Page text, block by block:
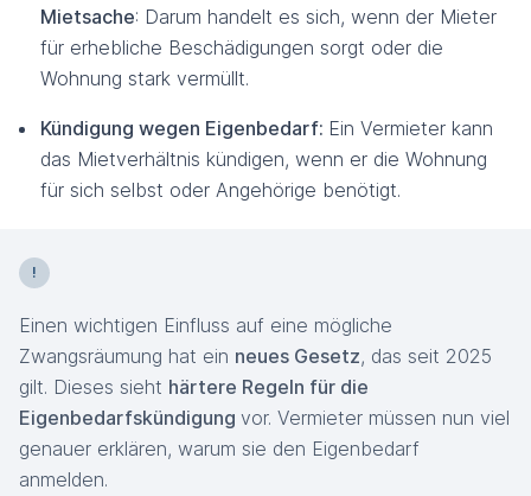
Mietsache: Darum handelt es sich, wenn der Mieter
für erhebliche Beschädigungen sorgt oder die
Wohnung stark vermüllt.
Kündigung wegen Eigenbedarf: Ein Vermieter kann
das Mietverhältnis kündigen, wenn er die Wohnung
für sich selbst oder Angehörige benötigt.
Einen wichtigen Einfluss auf eine mögliche
Zwangsräumung hat ein neues Gesetz, das seit 2025
gilt. Dieses sieht härtere Regeln für die
Eigenbedarfskündigung vor. Vermieter müssen nun viel
genauer erklären, warum sie den Eigenbedarf
anmelden.